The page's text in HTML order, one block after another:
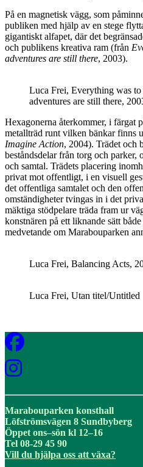
På en magnetisk vägg, som
publiken med hjälp av en stege
gigantiskt alfapet, där det
och publikens kreativa ram (från
adventures are still there, 2003).
Luca Frei, Everything was
adventures are still there,
Hexagonerna återkommer, i färgat
metallträd runt vilken bänkar finns
Imagine Action, 2004). Trädet och
beståndsdelar från torg och
och samtal. Trädets placering
privat mot offentligt, i en visuell
det offentliga samtalet och den
omständigheter tvingas in i det
mäktiga stödpelare träda fram ur
konstnären på ett liknande sätt
medvetande om Marabouparken
Luca Frei, Balancing Acts,
Luca Frei, Utan titel/Untitled
Marabouparken konsthall
Löfströmsvägen 8 Sundbyberg
Öppet ons–sön kl 12–16
Tel 08-29 45 90
Vill du hjälpa oss att växa?